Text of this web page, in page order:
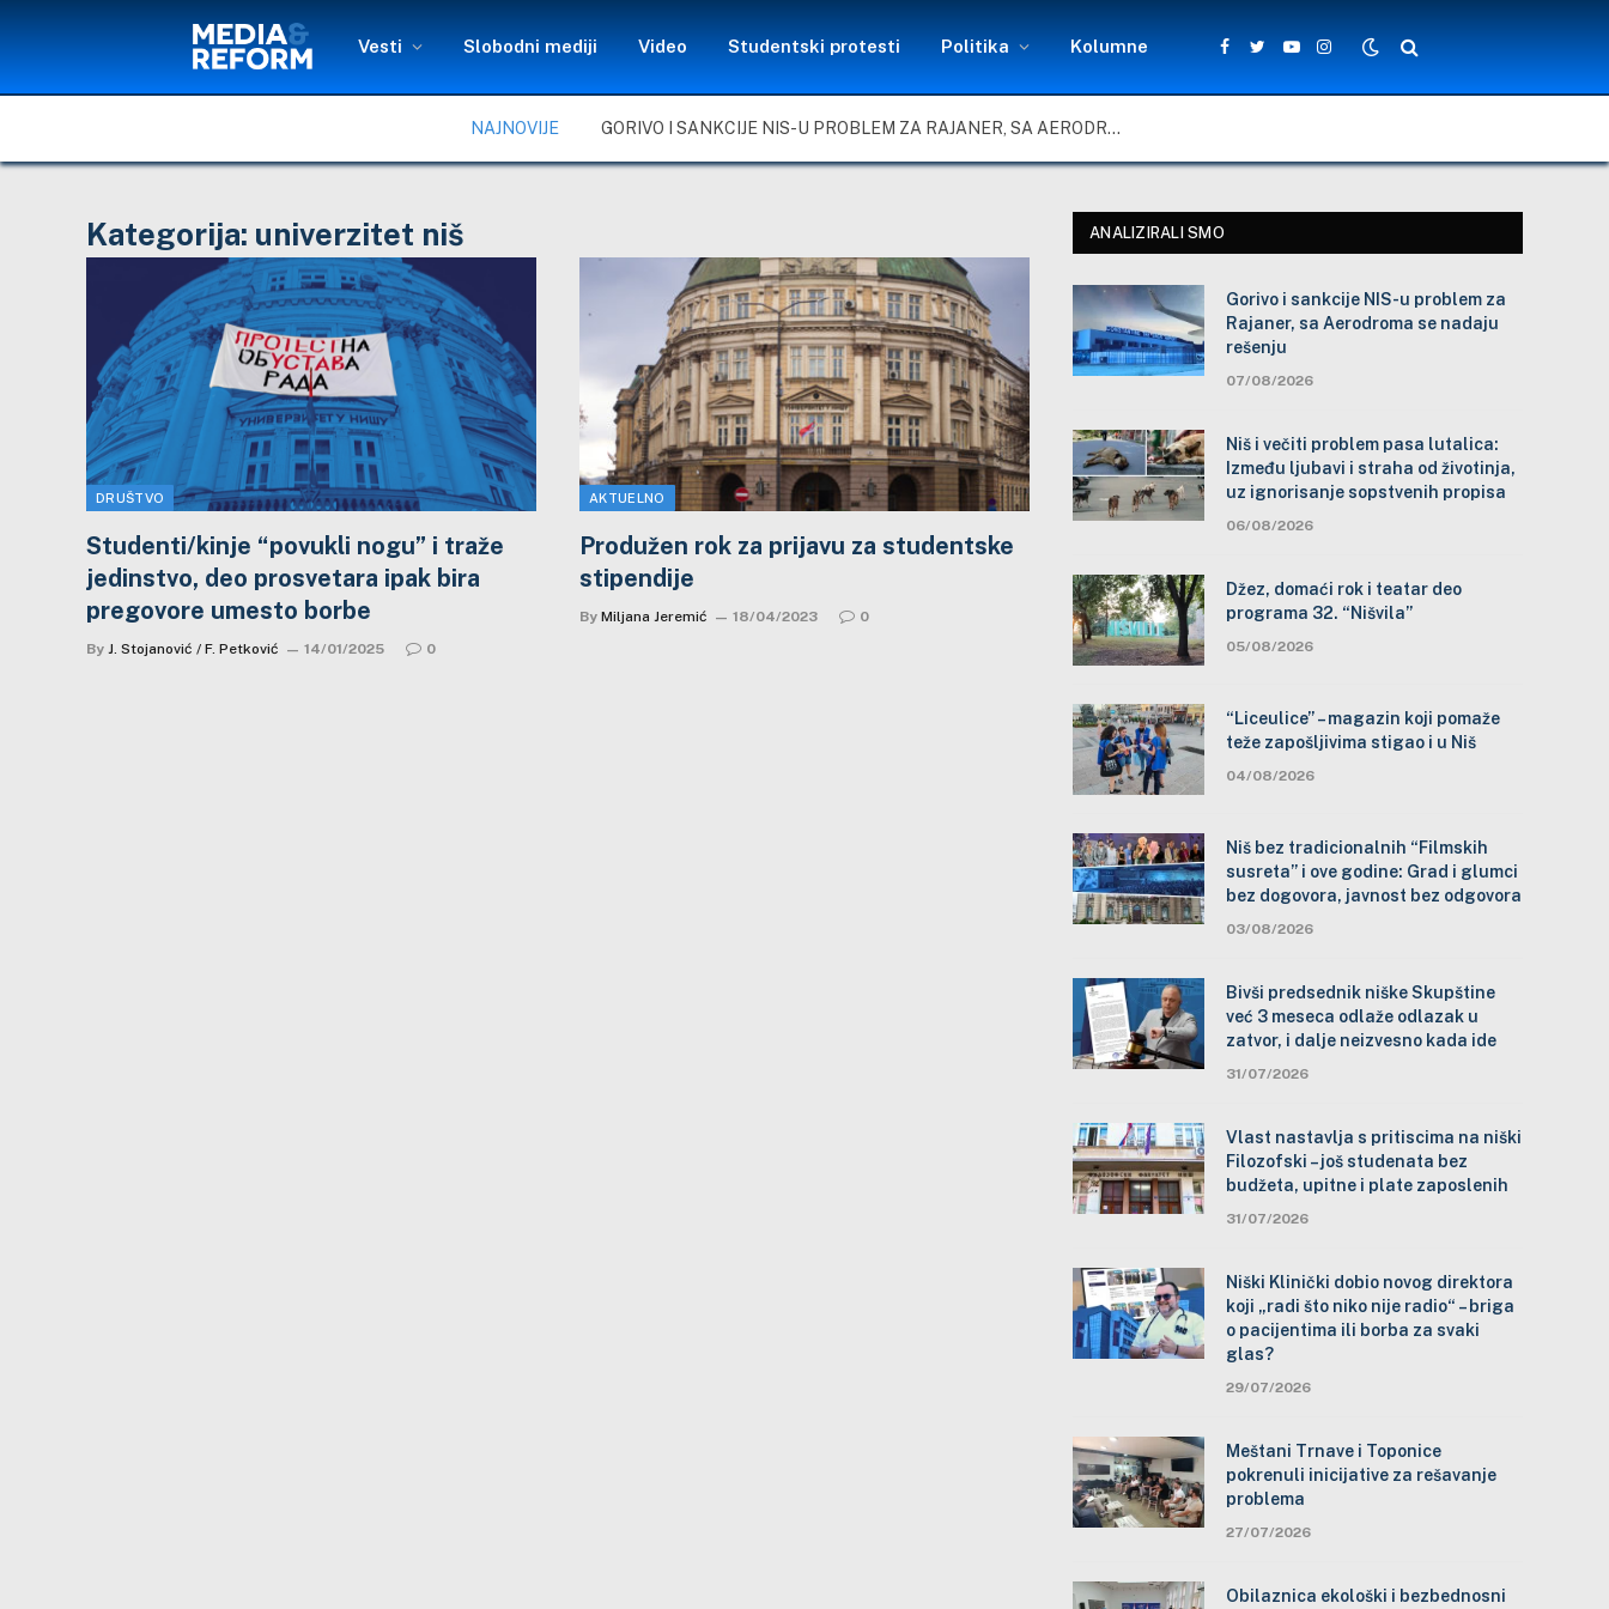
Vesti Slobodni mediji Video Studentski protesti Politika Kolumne
Facebook
TwitterYouTubeInstagram
NAJNOVIJE GORIVO I SANKCIJE NIS-U PROBLEM ZA RAJANER, SA AERODROMA SE NADAJU REŠENJU
Kategorija: univerzitet niš
DRUŠTVO
Studenti/kinje “povukli nogu” i traže
jedinstvo, deo prosvetara ipak bira
pregovore umesto borbe
By J. Stojanović / F. Petković 14/01/2025 0
AKTUELNO
Produžen rok za prijavu za studentske
stipendije
By Miljana Jeremić 18/04/2023 0
ANALIZIRALI SMO
Gorivo i sankcije NIS-u problem za
Rajaner, sa Aerodroma se nadaju
rešenju
07/08/2026
Niš i večiti problem pasa lutalica:
Između ljubavi i straha od životinja,
uz ignorisanje sopstvenih propisa
06/08/2026
Džez, domaći rok i teatar deo
programa 32. “Nišvila”
05/08/2026
“Liceulice” – magazin koji pomaže
teže zapošljivima stigao i u Niš
04/08/2026
Niš bez tradicionalnih “Filmskih
susreta” i ove godine: Grad i glumci
bez dogovora, javnost bez odgovora
03/08/2026
Bivši predsednik niške Skupštine
već 3 meseca odlaže odlazak u
zatvor, i dalje neizvesno kada ide
31/07/2026
Vlast nastavlja s pritiscima na niški
Filozofski – još studenata bez
budžeta, upitne i plate zaposlenih
31/07/2026
Niški Klinički dobio novog direktora
koji „radi što niko nije radio“ – briga
o pacijentima ili borba za svaki
glas?
29/07/2026
Meštani Trnave i Toponice
pokrenuli inicijative za rešavanje
problema
27/07/2026
Obilaznica ekološki i bezbednosni